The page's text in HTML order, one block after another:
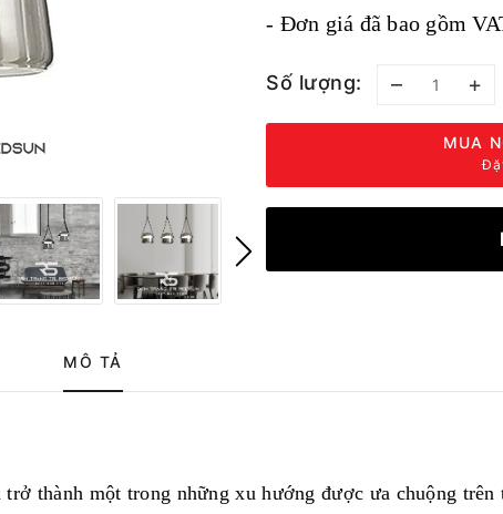
- Đơn giá đã bao gồm
Số lượng: – +
MUA
MÔ TẢ
thành một trong những xu hướng được ưa chuộng trên